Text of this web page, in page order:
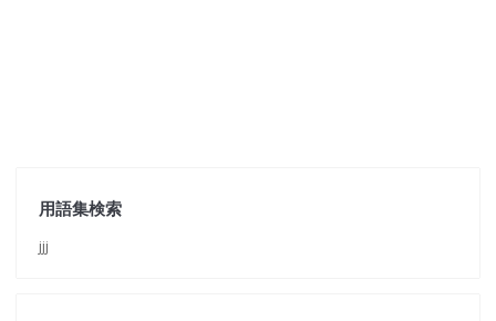
用語集検索
jjj